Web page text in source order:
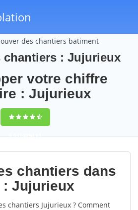
des chantiers batiment
chantiers : Jujurieux
votre chiffre
: Jujurieux
9,5(100%)61
votes
chantiers dans
Jujurieux
chantiers Jujurieux ? Comment